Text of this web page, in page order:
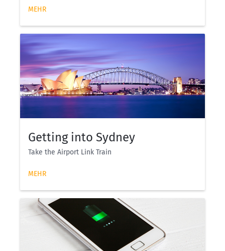
MEHR
Getting into Sydney
Take the Airport Link Train
MEHR